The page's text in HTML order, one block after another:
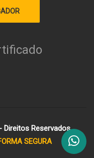
- Direitos Reservados
SEGURA